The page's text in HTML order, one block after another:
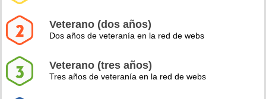
Veterano (dos años)
Dos años de veteranía en la red de webs
Veterano (tres años)
Tres años de veteranía en la red de webs